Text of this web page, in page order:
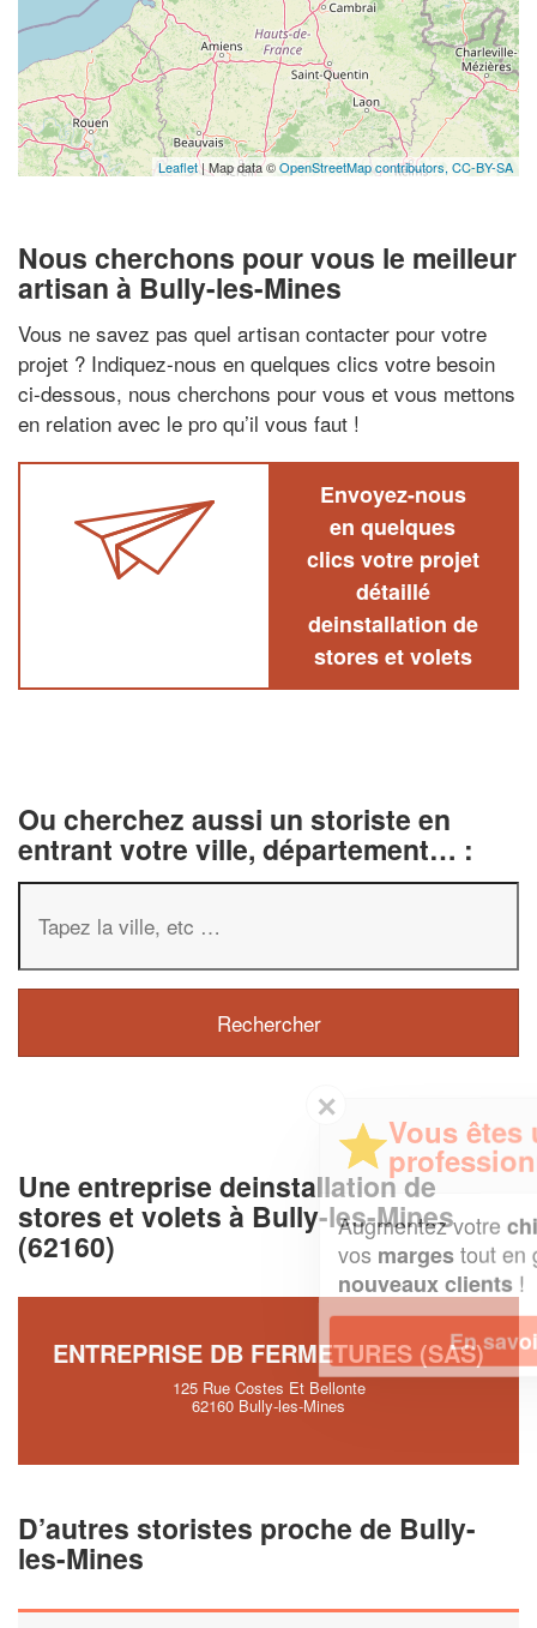
Leaflet| Map data ©OpenStreetMap contributors, CC-BY-SA
Nous cherchons pour vous le meilleur
artisan à Bully-les-Mines
Vous ne savez pas quel artisan contacter pour votre
projet ? Indiquez-nous en quelques clics votre besoin
ci-dessous, nous cherchons pour vous et vous mettons
en relation avec le pro qu’il vous faut !
Envoyez-nous
en quelques
clics votre projet
détaillé
deinstallation de
stores et volets
Ou cherchez aussi un storiste en
entrant votre ville, département… :
Une entreprise deinstallation de
stores et volets à Bully-les-Mines
(62160)
ENTREPRISE DB FERMETURES (SAS)
125 Rue Costes Et Bellonte
62160 Bully-les-Mines
D’autres storistes proche de Bully-
les-Mines
Vous êtes un
professionnel ?
Augmentez votrechiffre d'affaireset
tout en gagnant de
En savoir plus